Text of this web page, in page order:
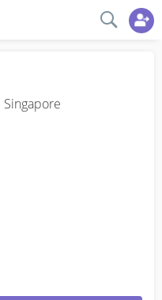
Singapore